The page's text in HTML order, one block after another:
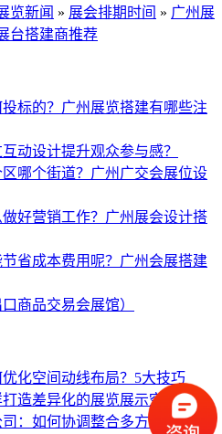
览新闻 » 展会排期时间 » 广州展
台搭建商推荐
标的？广州展览搭建有哪些注
动设计提升观众参与感？
哪个街道？广州广交会展位设
好营销工作？广州展会设计搭
省成本费用呢？广州会展搭建
商品交易会展馆）
化空间动线布局？5大技巧
造差异化的展览展示空间？
：如何协调整合多方资源？